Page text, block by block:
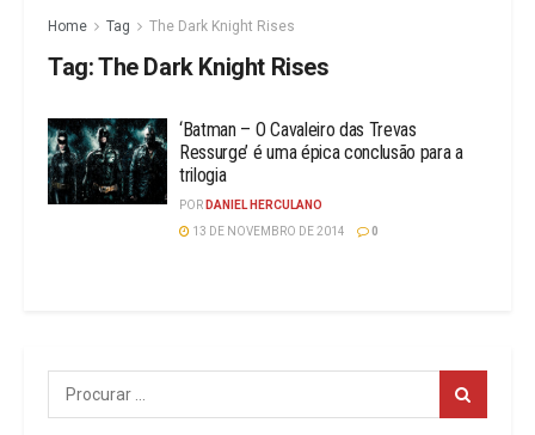
Home Tag The Dark Knight Rises
Tag:The Dark Knight Rises
‘Batman – O Cavaleiro das Trevas
Ressurge’ é uma épica conclusão para a
trilogia
POR DANIEL HERCULANO
13 DE NOVEMBRO DE 2014
0